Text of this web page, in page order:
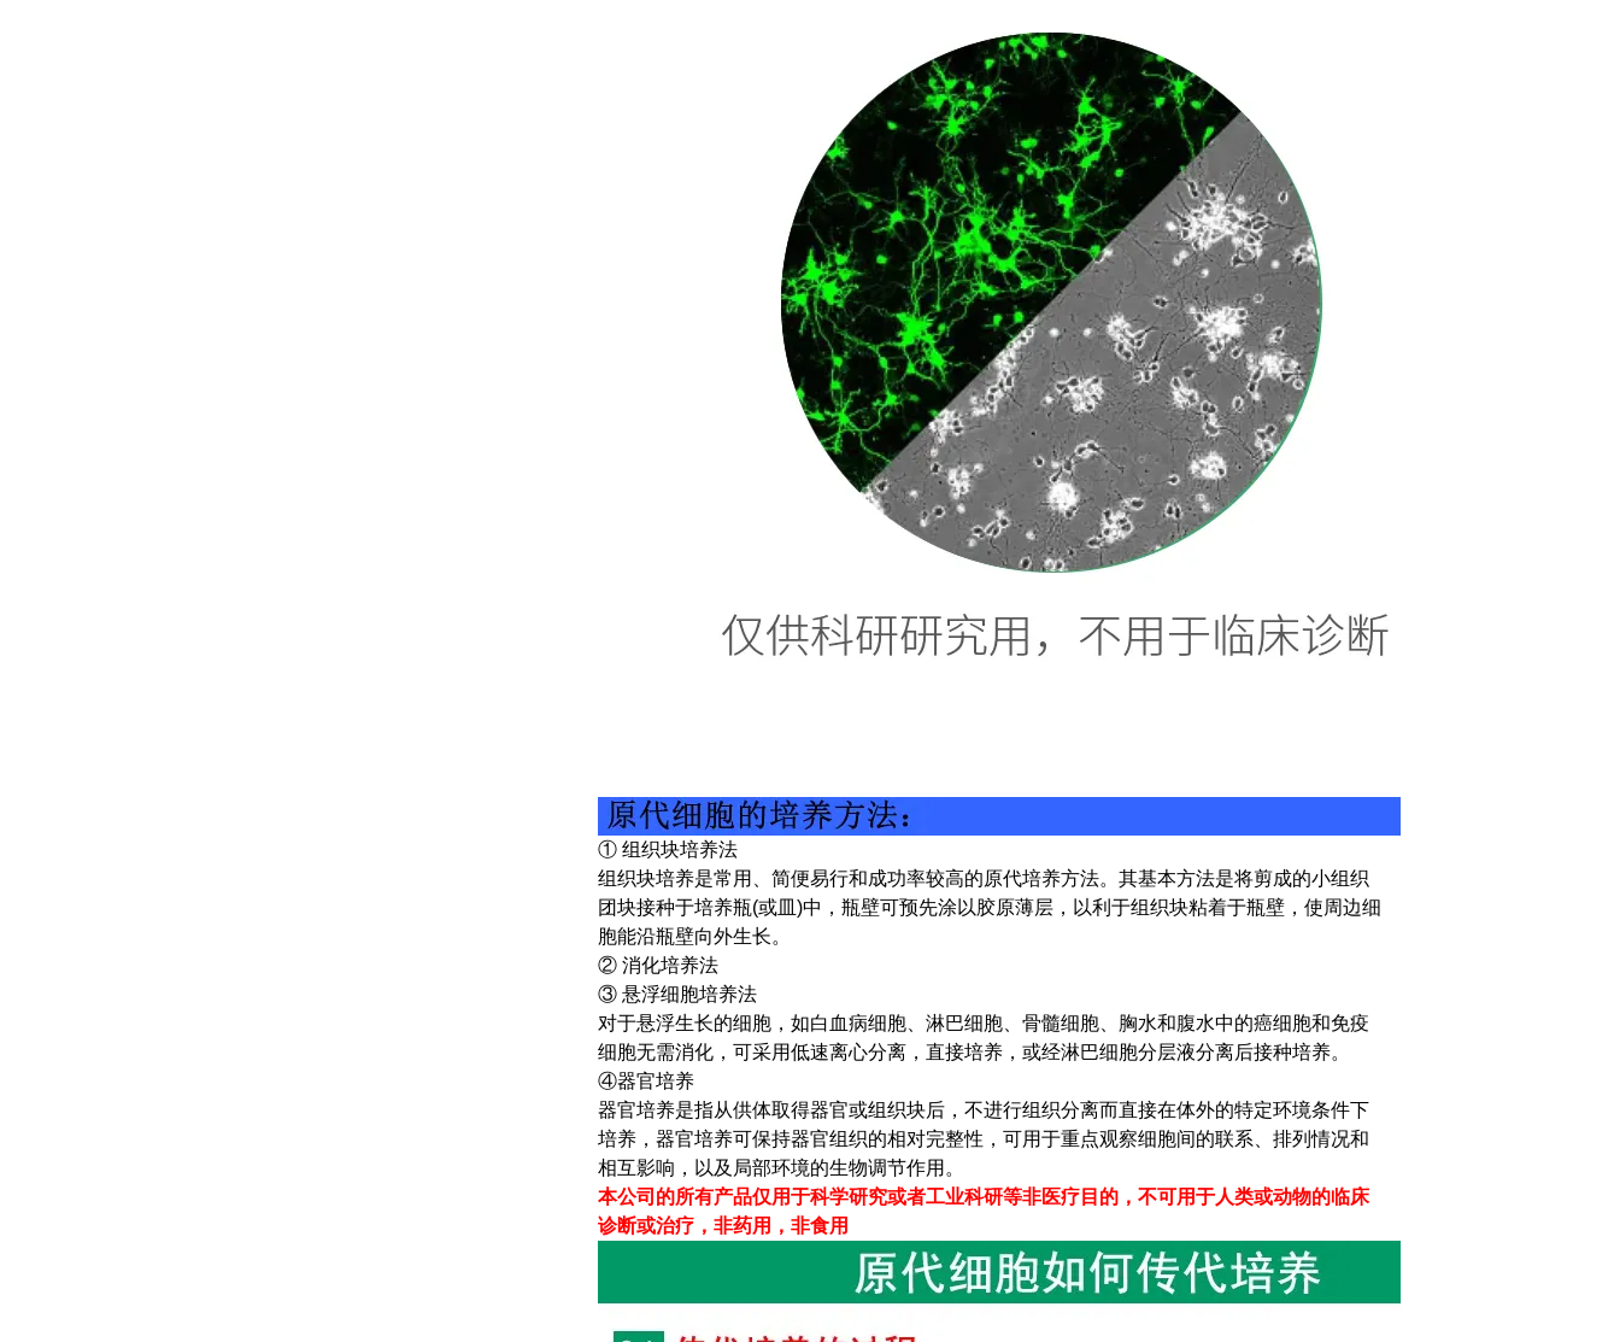
① 组织块培养法
组织块培养是常用、简便易行和成功率较高的原代培养方法。其基本方法是将剪成的小组织
团块接种于培养瓶(或皿)中，瓶壁可预先涂以胶原薄层，以利于组织块粘着于瓶壁，使周边细
胞能沿瓶壁向外生长。
② 消化培养法
③ 悬浮细胞培养法
对于悬浮生长的细胞，如白血病细胞、淋巴细胞、骨髓细胞、胸水和腹水中的癌细胞和免疫
细胞无需消化，可采用低速离心分离，直接培养，或经淋巴细胞分层液分离后接种培养。
④器官培养
器官培养是指从供体取得器官或组织块后，不进行组织分离而直接在体外的特定环境条件下
培养，器官培养可保持器官组织的相对完整性，可用于重点观察细胞间的联系、排列情况和
相互影响，以及局部环境的生物调节作用。
本公司的所有产品仅用于科学研究或者工业科研等非医疗目的，不可用于人类或动物的临床
诊断或治疗，非药用，非食用